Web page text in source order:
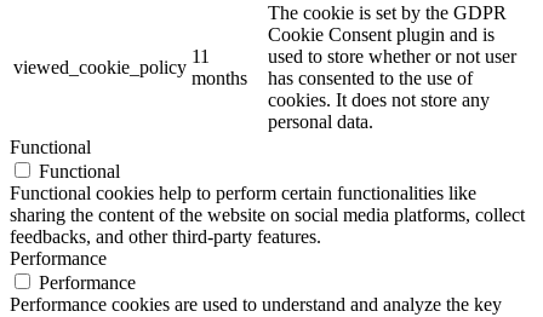
viewed_cookie_policy
11
months
The cookie is set by the GDPR
Cookie Consent plugin and is
used to store whether or not user
has consented to the use of
cookies. It does not store any
personal data.
Functional
Functional
Functional cookies help to perform certain functionalities like
sharing the content of the website on social media platforms, collect
feedbacks, and other third-party features.
Performance
Performance
Performance cookies are used to understand and analyze the key